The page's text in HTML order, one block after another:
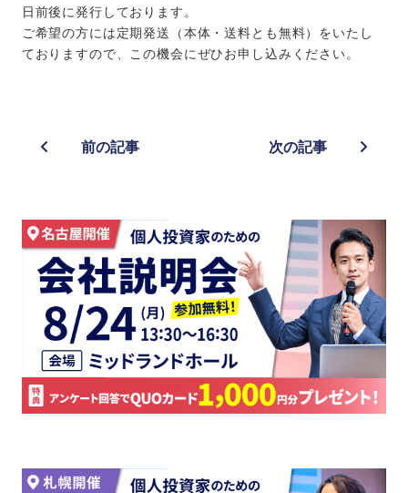
日前後に発行しております。
ご希望の方には定期発送（本体・送料とも無料）をいたし
ておりますので、この機会にぜひお申し込みください。
前の記事 次の記事